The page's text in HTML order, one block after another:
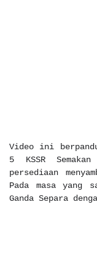
Video ini
5 KSSR
persediaan
Pada masa yang
Ganda Separa